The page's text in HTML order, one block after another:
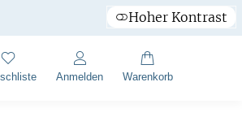
Hoher Kontrast
Anmelden Warenkorb